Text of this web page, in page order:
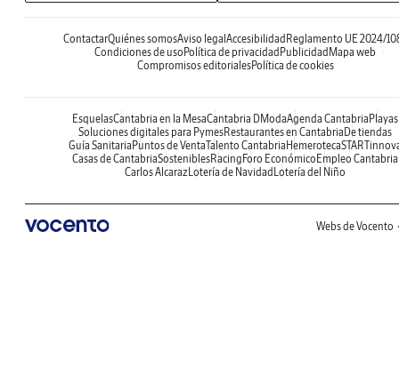
ContactarQuiénes somosAviso legalAccesibilidadReglamento UE 2024/
Condiciones de usoPolítica de privacidadPublicidadMapa web
Compromisos editorialesPolítica de cookies
EsquelasCantabria en la MesaCantabria DModaAgenda CantabriaPlayas
Soluciones digitales para PymesRestaurantes en CantabriaDe tiendas
Guía SanitariaPuntos de VentaTalento CantabriaHemeroteca
Casas de CantabriaSosteniblesRacingForo EconómicoEmpleo Cantabria
Carlos AlcarazLotería de NavidadLotería del Niño
Webs de Vocento